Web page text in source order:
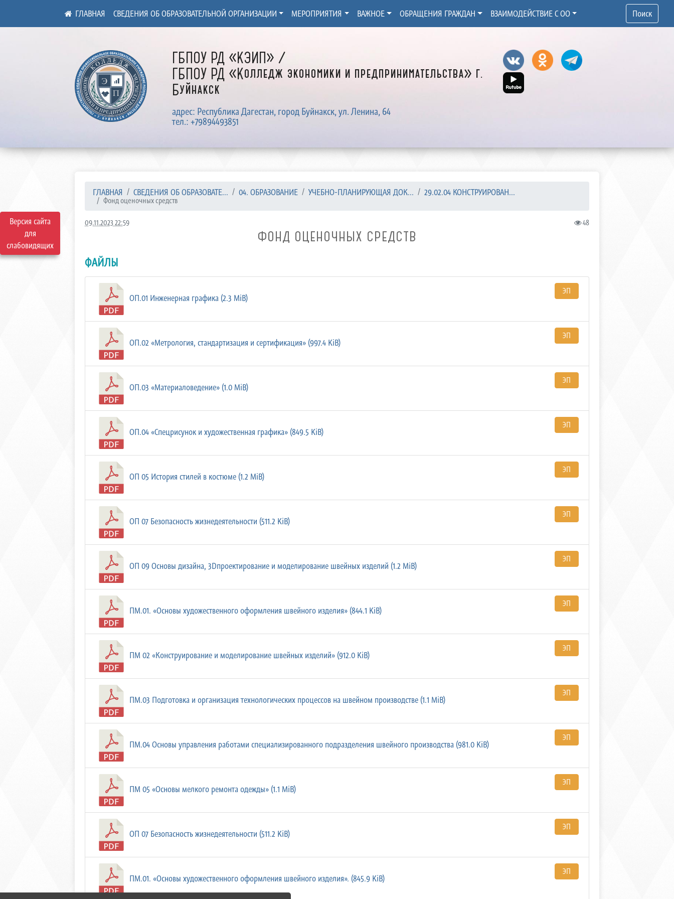
Версия сайта
для
слабовидящих
ГБПОУ РД «КЭИП» /
ГБПОУ РД «Колледж экономики и предпринимательства» г.
Буйнакск
адрес: Республика Дагестан, город Буйнакск, ул. Ленина, 64
тел.: +79894493851
СВЕДЕНИЯ ОБ ОБРАЗОВАТЕЛЬНОЙ ОРГАНИЗАЦИИ МЕРОПРИЯТИЯ ВАЖНОЕ ОБРАЩЕНИЯ ГРАЖДАН ВЗАИМОДЕЙСТВИЕ С ОО Поиск
ГЛАВНАЯ СВЕДЕНИЯ ОБ ОБРАЗОВАТЕ... 04. ОБРАЗОВАНИЕ УЧЕБНО-ПЛАНИРУЮЩАЯ ДОК... 29.02.04 КОНСТРУИРОВАН...
Фонд оценочных средств
09.11.2023 22:59 48
ФОНД ОЦЕНОЧНЫХ СРЕДСТВ
ФАЙЛЫ
ОП.01 Инженерная графика (2.3 MiB)
ЭП
ОП.02 «Метрология, стандартизация и сертификация» (997.4 KiB)
ЭП
ОП.03 «Материаловедение» (1.0 MiB)
ЭП
ОП.04 «Спецрисунок и художественная графика» (849.5 KiB)
ЭП
ОП 05 История стилей в костюме (1.2 MiB)
ЭП
ОП 07 Безопасность жизнедеятельности (511.2 KiB)
ЭП
ОП 09 Основы дизайна, 3Dпроектирование и моделирование швейных изделий (1.2 MiB)
ЭП
ПМ.01. «Основы художественного оформления швейного изделия» (844.1 KiB)
ЭП
ПМ 02 «Конструирование и моделирование швейных изделий» (912.0 KiB)
ЭП
ПМ.03 Подготовка и организация технологических процессов на швейном производстве (1.1 MiB)
ЭП
ПМ.04 Основы управления работами специализированного подразделения швейного производства (981.0 KiB)
ЭП
ПМ 05 «Основы мелкого ремонта одежды» (1.1 MiB)
ЭП
ОП 07 Безопасность жизнедеятельности (511.2 KiB)
ЭП
ПМ.01. «Основы художественного оформления швейного изделия». (845.9 KiB)
ЭП